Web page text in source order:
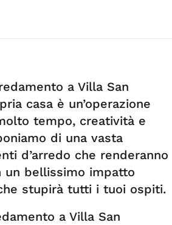
a Villa San
casa è un’operazione
tempo, creatività e
di una vasta
d’arredo che renderanno
un bellissimo impatto
stupirà tutti i tuoi ospiti.
a Villa San